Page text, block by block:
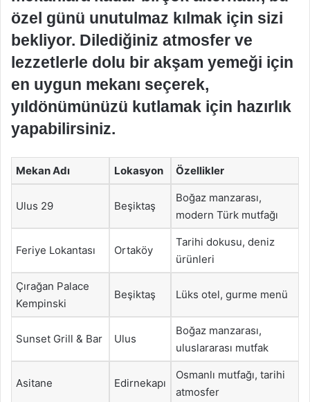
özel günü unutulmaz kılmak için sizi
bekliyor. Dilediğiniz atmosfer ve
lezzetlerle dolu bir akşam yemeği için
en uygun mekanı seçerek,
yıldönümünüzü kutlamak için hazırlık
yapabilirsiniz.
Mekan Adı Lokasyon Özellikler
Ulus 29 Beşiktaş
Boğaz manzarası,
modern Türk mutfağı
Feriye Lokantası Ortaköy
Tarihi dokusu, deniz
ürünleri
Çırağan Palace
Kempinski
Beşiktaş Lüks otel, gurme menü
Sunset Grill & Bar Ulus
Boğaz manzarası,
uluslararası mutfak
Asitane Edirnekapı
Osmanlı mutfağı, tarihi
atmosfer